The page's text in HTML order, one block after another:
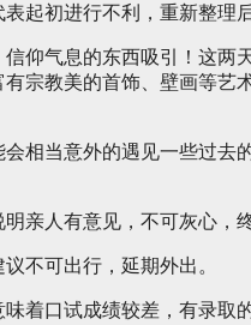
起初进行不利，重新整理
信仰气息的东西吸引！这
宗教美的首饰、壁画等艺
会相当意外的遇见一些过
亲人有意见，不可灰心，
不可出行，延期外出。
着口试成绩较差，有录取